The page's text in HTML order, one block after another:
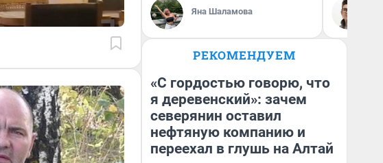
Яна Шаламова
РЕКОМЕНДУЕМ
«С гордостью говорю, что
я деревенский»: зачем
северянин оставил
нефтяную компанию и
переехал в глушь на Алтай